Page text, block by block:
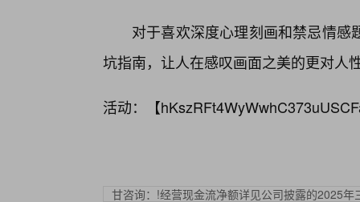
对于喜欢深度心理刻画和禁忌情
坑指南，让人在感叹画面之美的更对人
活动：【
甘咨询：!经营现金流净额详见公司披露的2025年